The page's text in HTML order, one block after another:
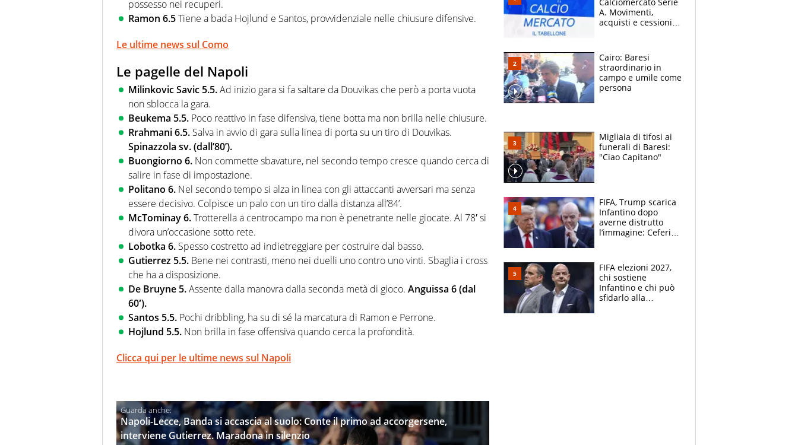
possesso nei recuperi.
Ramon 6.5Tiene a bada Hojlund e Santos, provvidenziale nelle chiusure difensive.
Le ultime news sul Como
Le pagelle del Napoli
Milinkovic Savic 5.5.Ad inizio gara si fa saltare da Douvikas che però a porta vuota
non sblocca la gara.
Beukema 5.5. Poco reattivo in fase difensiva, tiene botta ma non brilla nelle chiusure.
Rrahmani 6.5. Salva in avvio di gara sulla linea di porta su un tiro di Douvikas.
Spinazzola sv. (dall’80’).
Buongiorno 6. Non commette sbavature, nel secondo tempo cresce quando cerca di
salire in fase di impostazione.
Politano 6. Nel secondo tempo si alza in linea con gli attaccanti avversari ma senza
essere decisivo. Colpisce un palo con un tiro dalla distanza all’84’.
McTominay 6.Trotterella a centrocampo ma non è penetrante nelle giocate. Al 78′ si
divora un’occasione sotto rete.
Lobotka 6. Spesso costretto ad indietreggiare per costruire dal basso.
Gutierrez 5.5. Bene nei contrasti, meno nei duelli uno contro uno vinti. Sbaglia i cross
che ha a disposizione.
De Bruyne 5.Assente dalla manovra dalla seconda metà di gioco. Anguissa 6 (dal
60′).
Santos 5.5. Pochi dribbling, ha su di sé la marcatura di Ramon e Perrone.
Hojlund 5.5. Non brilla in fase offensiva quando cerca la profondità.
Clicca qui per le ultime news sul Napoli
Napoli-Lecce, Banda si accascia al suolo: Conte il primo ad accorgersene,
interviene Gutierrez. Maradona in silenzio
A. Movimenti,
acquisti e cessioni:
Cairo: Baresi
straordinario in
campo e umile come
persona
Migliaia di tifosi ai
funerali di Baresi:
"Ciao Capitano"
FIFA, Trump scarica
Infantino dopo
averne distrutto
l’immagine: Ceferin
contrattacco
FIFA elezioni 2027,
chi sostiene
Infantino e chi può
sfidarlo alla